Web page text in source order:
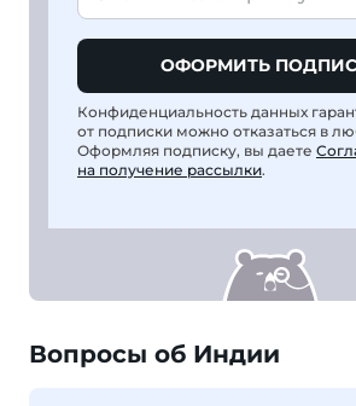
ОФОРМИТЬ
Конфиденциальность данных
от подписки можно отказаться в
Оформляя подписку, вы даете
на получение рассылки.
Вопросы об Индии